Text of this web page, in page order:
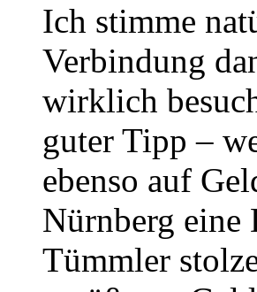
Ich stimme
Verbindung
wirklich
guter Tipp –
ebenso auf
Nürnberg eine
Tümmler